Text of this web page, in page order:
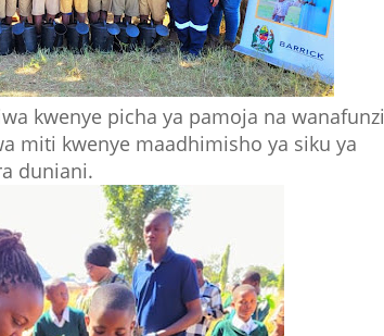
kwenye picha ya pamoja na wanafunzi
miti kwenye maadhimisho ya siku ya
duniani.